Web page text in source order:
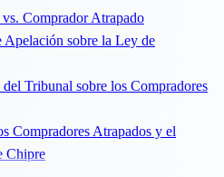
Comprador Atrapado
sobre la Ley de
Tribunal sobre los Compradores
Compradores Atrapados y el
Chipre